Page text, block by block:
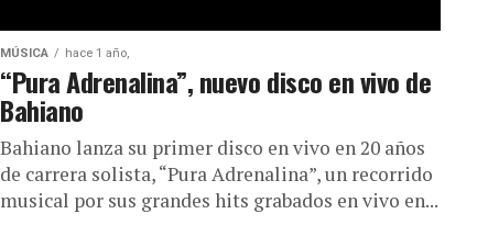
MÚSICA hace 1 año,
“Pura Adrenalina”, nuevo disco en vivo de
Bahiano
Bahiano lanza su primer disco en vivo en 20 años
de carrera solista, “Pura Adrenalina”, un recorrido
musical por sus grandes hits grabados en vivo en...